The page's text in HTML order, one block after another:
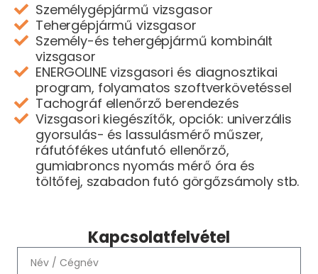
Személygépjármű vizsgasor
Tehergépjármű vizsgasor
Személy-és tehergépjármű kombinált
vizsgasor
ENERGOLINE vizsgasori és diagnosztikai
program, folyamatos szoftverkövetéssel
Tachográf ellenőrző berendezés
Vizsgasori kiegészítők, opciók: univerzális
gyorsulás- és lassulásmérő műszer,
ráfutófékes utánfutó ellenőrző,
gumiabroncs nyomás mérő óra és
töltőfej, szabadon futó görgőzsámoly stb.
Kapcsolatfelvétel